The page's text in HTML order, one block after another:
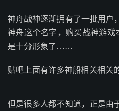
神舟战神逐渐拥有了一批用户
神舟这个名字，购买战神游戏
是十分形象了……
贴吧上面有许多神船相关相关
但是很多人都不知道，正是由